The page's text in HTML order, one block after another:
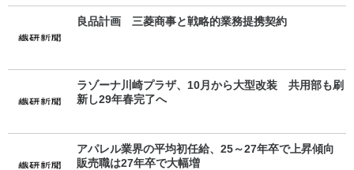
良品計画 三菱商事と戦略的業務提携契約
ラゾーナ川崎プラザ、10月から大型改装 共用部も刷
新し29年春完了へ
アパレル業界の平均初任給、25～27年卒で上昇傾向
販売職は27年卒で大幅増